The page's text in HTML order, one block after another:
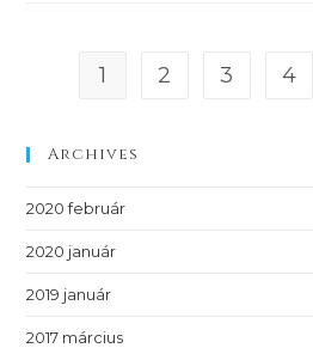
1 2 3 4
Archives
2020 február
2020 január
2019 január
2017 március